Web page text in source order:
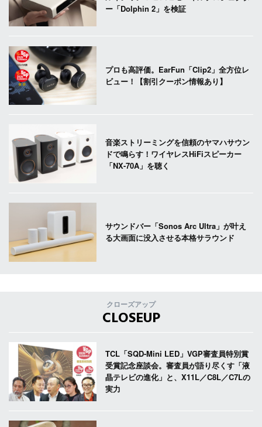
ー「Dolphin 2」を検証
プロも高評価。EarFun「Clip2」全方位レ
ビュー！【割引クーポン情報あり】
音楽ストリーミングを信頼のヤマハサウン
ドで鳴らす！ワイヤレスHiFiスピーカー
「NX-70A」を聴く
サウンドバー「Sonos Arc Ultra」が叶え
る大画面に没入させる本格サラウンド
クローズアップ
CLOSEUP
TCL「SQD-Mini LED」VGP審査員特別賞
受賞記念座談会。審査員が語り尽くす「液
晶テレビの進化」と、X11L／C8L／C7Lの
実力